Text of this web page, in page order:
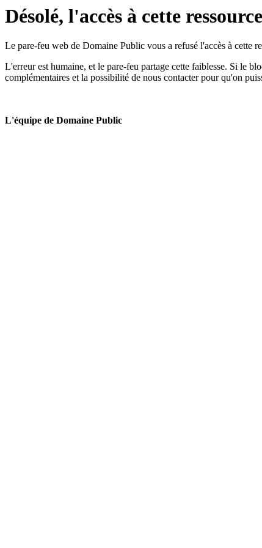
Désolé, l'accès à cette
Le pare-feu web de Domaine Public vous a refusé l'accès à cette
L'erreur est humaine, et le pare-feu partage cette faiblesse. Si le
complémentaires et la possibilité de nous contacter pour qu'on
L'équipe de Domaine Public